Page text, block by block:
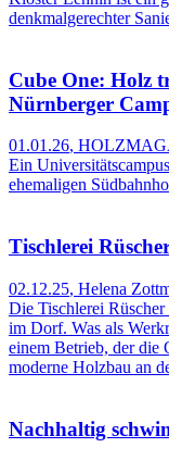
denkmalgerechter
Cube One: Holz
Nürnberger
01.01.26,
Ein
ehemaligen
Tischlerei
02.12.25, Helena
Die Tischlerei
im Dorf. Was als
einem Betrieb, der die
moderne Holzbau an
Nachhaltig